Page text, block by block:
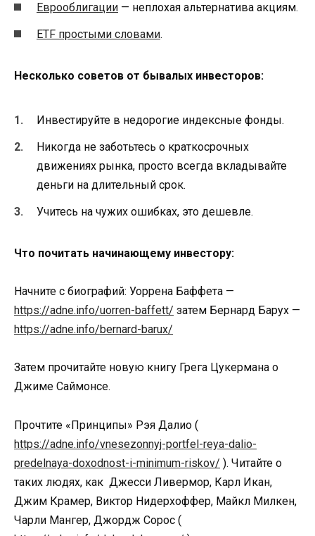
Еврооблигации — неплохая альтернатива акциям.
ETF простыми словами.
Несколько советов от бывалых инвесторов:
Инвестируйте в недорогие индексные фонды.
Никогда не заботьтесь о краткосрочных
движениях рынка, просто всегда вкладывайте
деньги на длительный срок.
Учитесь на чужих ошибках, это дешевле.
Что почитать начинающему инвестору:
Начните с биографий: Уоррена Баффета —
https://adne.info/uorren-baffett/ затем Бернард Барух —
https://adne.info/bernard-barux/
Затем прочитайте новую книгу Грега Цукермана о
Джиме Саймонсе.
Прочтите «Принципы» Рэя Далио (
https://adne.info/vnesezonnyj-portfel-reya-dalio-
predelnaya-doxodnost-i-minimum-riskov/ ). Читайте о
таких людях, как Джесси Ливермор, Карл Икан,
Джим Крамер, Виктор Нидерхоффер, Майкл Милкен,
Чарли Мангер, Джордж Сорос (